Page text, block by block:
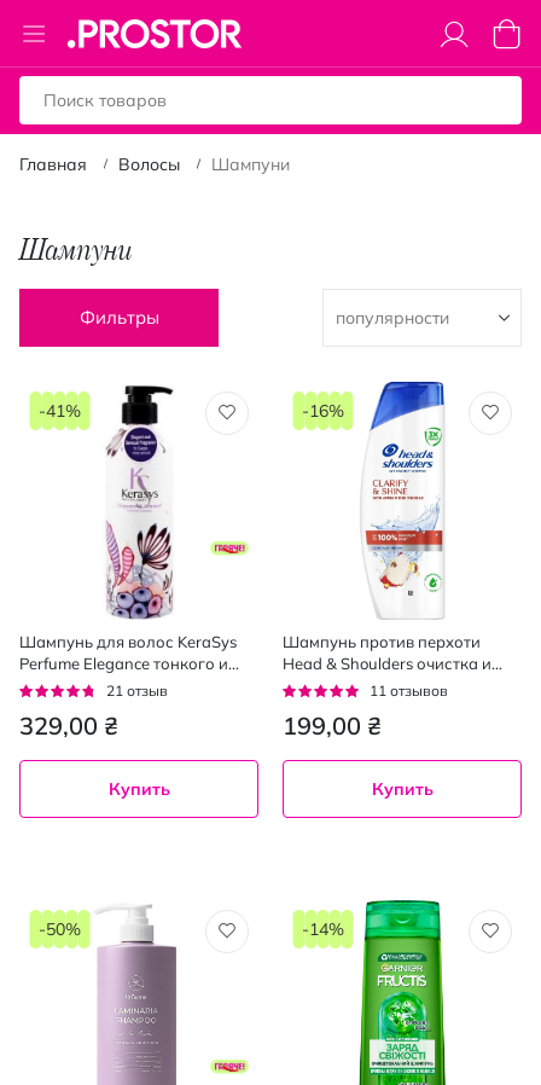
Toggle
Nav
Моя
Главная Волосы Шампуни
Шампуни
Фильтры
Шампунь для волос KeraSys
Perfume Elegance тонкого и
ослабленного , 600 мл
Рейтинг:
21 отзыв
329,00 ₴
-41%
Купить
Шампунь против перхоти
Head & Shoulders очистка и
блеск 400 мл
Рейтинг:
11 отзывов
199,00 ₴
-16%
Купить
-50% -14%